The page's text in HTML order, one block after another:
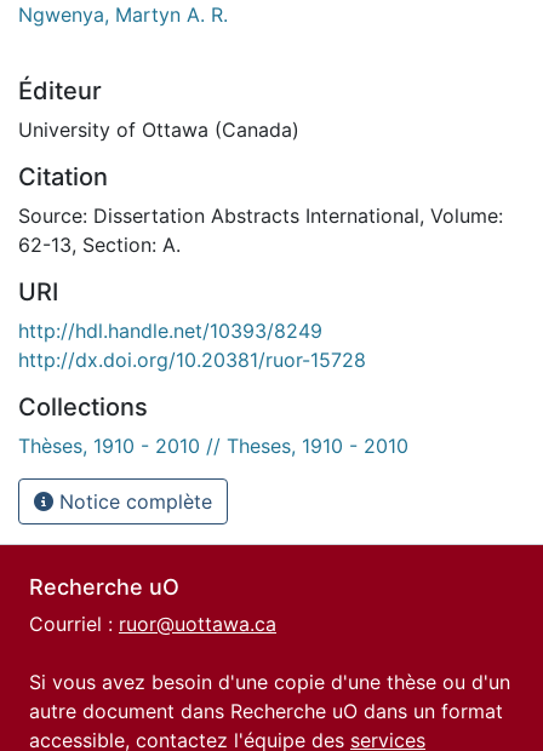
Ngwenya, Martyn A. R.
Éditeur
University of Ottawa (Canada)
Citation
Source: Dissertation Abstracts International, Volume:
62-13, Section: A.
URI
http://hdl.handle.net/10393/8249
http://dx.doi.org/10.20381/ruor-15728
Collections
Thèses, 1910 - 2010 // Theses, 1910 - 2010
Notice complète
Recherche uO
Courriel : ruor@uottawa.ca
Si vous avez besoin d'une copie d'une thèse ou d'un
autre document dans Recherche uO dans un format
accessible, contactez l'équipe des services